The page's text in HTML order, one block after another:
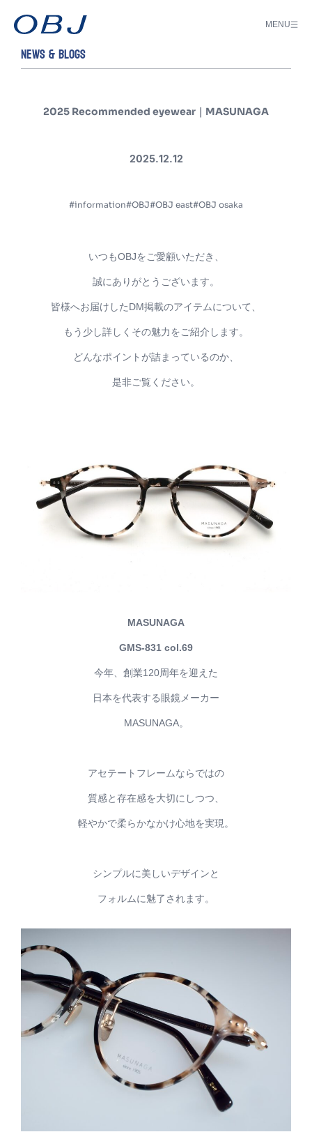
MENU
NEWS & BLOGS
2025 Recommended eyewear｜MASUNAGA
2025.12.12
#information#OBJ#OBJ east#OBJ osaka
いつもOBJをご愛顧いただき、
誠にありがとうございます。
皆様へお届けしたDM掲載のアイテムについて、
もう少し詳しくその魅力をご紹介します。
どんなポイントが詰まっているのか、
是非ご覧ください。
MASUNAGA
GMS-831 col.69
今年、創業120周年を迎えた
日本を代表する眼鏡メーカー
MASUNAGA。
アセテートフレームならではの
質感と存在感を大切にしつつ、
軽やかで柔らかなかけ心地を実現。
シンプルに美しいデザインと
フォルムに魅了されます。